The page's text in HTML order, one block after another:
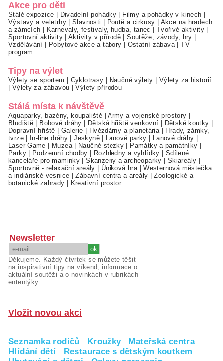
Akce pro děti
Stálé expozice Divadelní pohádky Filmy a pohádky v kinech
Výstavy a veletrhy|Slavnosti Poutě a cirkusy
Akce na hradech
a zámcích
Karnevaly, festivaly, hudba, tanec Tvořivé aktivity
Sportovní aktivity|Aktivity v přírodě |Soutěže, závody, hry
Vzdělávání
Pobytové akce a tábory Ostatní zábava|TV
program
Tipy na výlet
Výlety se sportem Cyklotrasy Naučné výlety
Výlety za historií
Výlety za zábavou |Výlety přírodou
Stálá místa k návštěvě
Aquaparky, bazény, koupaliště |Army a vojenské prostory
Bludiště
Bobové dráhy Dětská hřiště venkovní Dětské koutky
Dopravní hřiště
Galerie Hvězdárny a planetária|
Hrady, zámky,
tvrze| In-line dráhy |Jeskyně| Lanové parky Lanové dráhy
Laser Game
Muzea| Naučné stezky Památky a památníky
Parky| Podzemní chodby Rozhledny a vyhlídky
Sdílené
kanceláře pro maminky |Skanzeny a archeoparky Skiareály
Sportovně - relaxační areály
Úniková hra|Westernová městečka
a indiánské vesnice |Zábavní centra a areály |Zoologické a
botanické zahrady
Kreativní prostor
Newsletter
Děkujeme. Každý čtvrtek se můžete těšit
na inspirativní tipy na víkend, informace o
aktuální soutěži a o novinkách v rubrikách
ententýky.
Vložit novou akci
Seznamka rodičů Kroužky
Mateřská centra
Hlídání dětí
Restaurace s dětským koutkem